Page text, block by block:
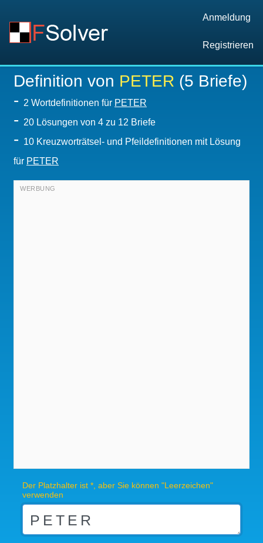
Anmeldung
Registrieren
Definition von PETER (5 Briefe)
- 2 Wortdefinitionen für PETER
- 20 Lösungen von 4 zu 12 Briefe
- 10 Kreuzworträtsel- und Pfeildefinitionen mit Lösung
für PETER
Der Platzhalter ist *, aber Sie können "Leerzeichen"
verwenden